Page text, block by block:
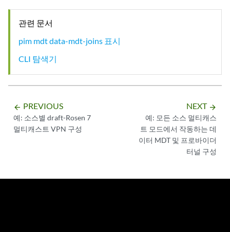
관련 문서
pim mdt data-mdt-joins 표시
CLI 탐색기
arrow_backward PREVIOUS
예: 소스별 draft-Rosen 7
멀티캐스트 VPN 구성
NEXT arrow_forward
예: 모든 소스 멀티캐스
트 모드에서 작동하는 데
이터 MDT 및 프로바이더
터널 구성